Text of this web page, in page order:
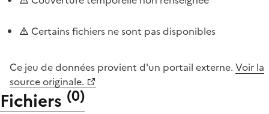
Certains fichiers ne sont pas disponibles
Ce jeu de données provient d'un portail externe. Voir la
source originale.
Fichiers (0)